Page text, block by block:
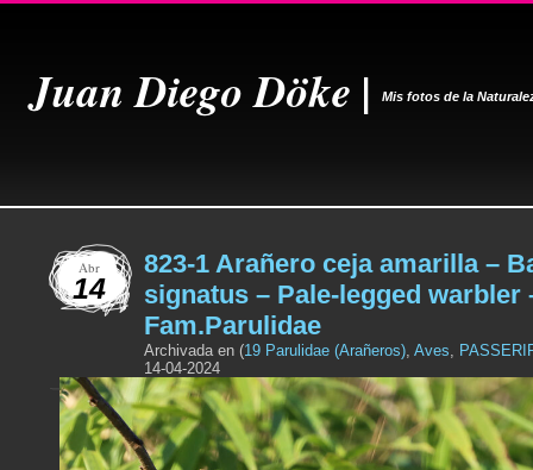
Juan Diego Döke | Mis fotos de la
Abr
14
823-1 Arañero ceja amarilla –
signatus – Pale-legged warbler
Fam.Parulidae
Archivada en (19 Parulidae (Arañeros), Aves,
14-04-2024